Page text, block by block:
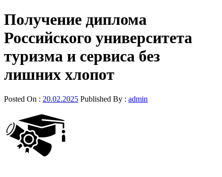
Получение диплома
Российского университета
туризма и сервиса без
лишних хлопот
Posted On : 20.02.2025 Published By : admin